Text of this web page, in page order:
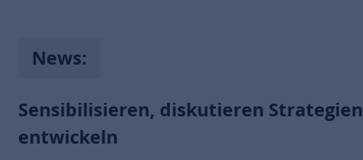
News:
Sensibilisieren, diskutieren Strategien
entwickeln